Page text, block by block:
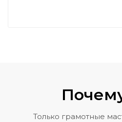
Только грамотные